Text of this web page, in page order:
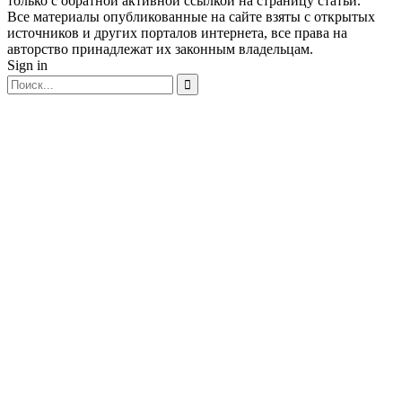
Все материалы опубликованные на сайте взяты с открытых
источников и других порталов интернета, все права на
авторство принадлежат их законным владельцам.
Sign in